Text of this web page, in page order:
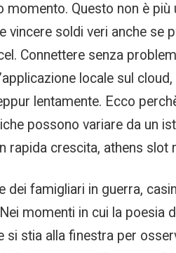
momento. Questo non è
vincere soldi veri anche se
Connettere senza
locale sul
lentamente. Ecco
possono variare da un
rapida crescita, athens
dei famigliari in guerra,
momenti in cui la
si stia alla finestra per